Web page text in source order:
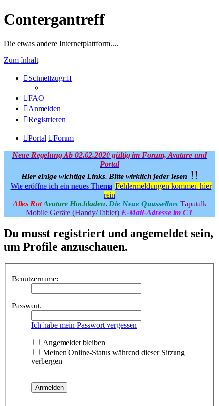
Contergantreff
Die etwas andere Internetplattform....
Zum Inhalt
Schnellzugriff
FAQ
Anmelden
Registrieren
Portal Forum
Neue Regelung Ab 02.02.2020 gültig im Forum, Avatare und
Portal
Hier einige wichtige Links. Bitte wirklich jeder lesen !!
Wie eröffne ich ein neues Thema Fehlermeldungen kommen hier
rein
Alles Rot Avatare Hochladen. Die Neue Quasselbox Tapatalk
Mobile Geräte (Handy/Tablet) E-Mail-Adresse im CT
Du musst registriert und angemeldet sein,
um Profile anzuschauen.
Benutzername:
Passwort:
Ich habe mein Passwort vergessen
Angemeldet bleiben
Meinen Online-Status während dieser Sitzung
verbergen